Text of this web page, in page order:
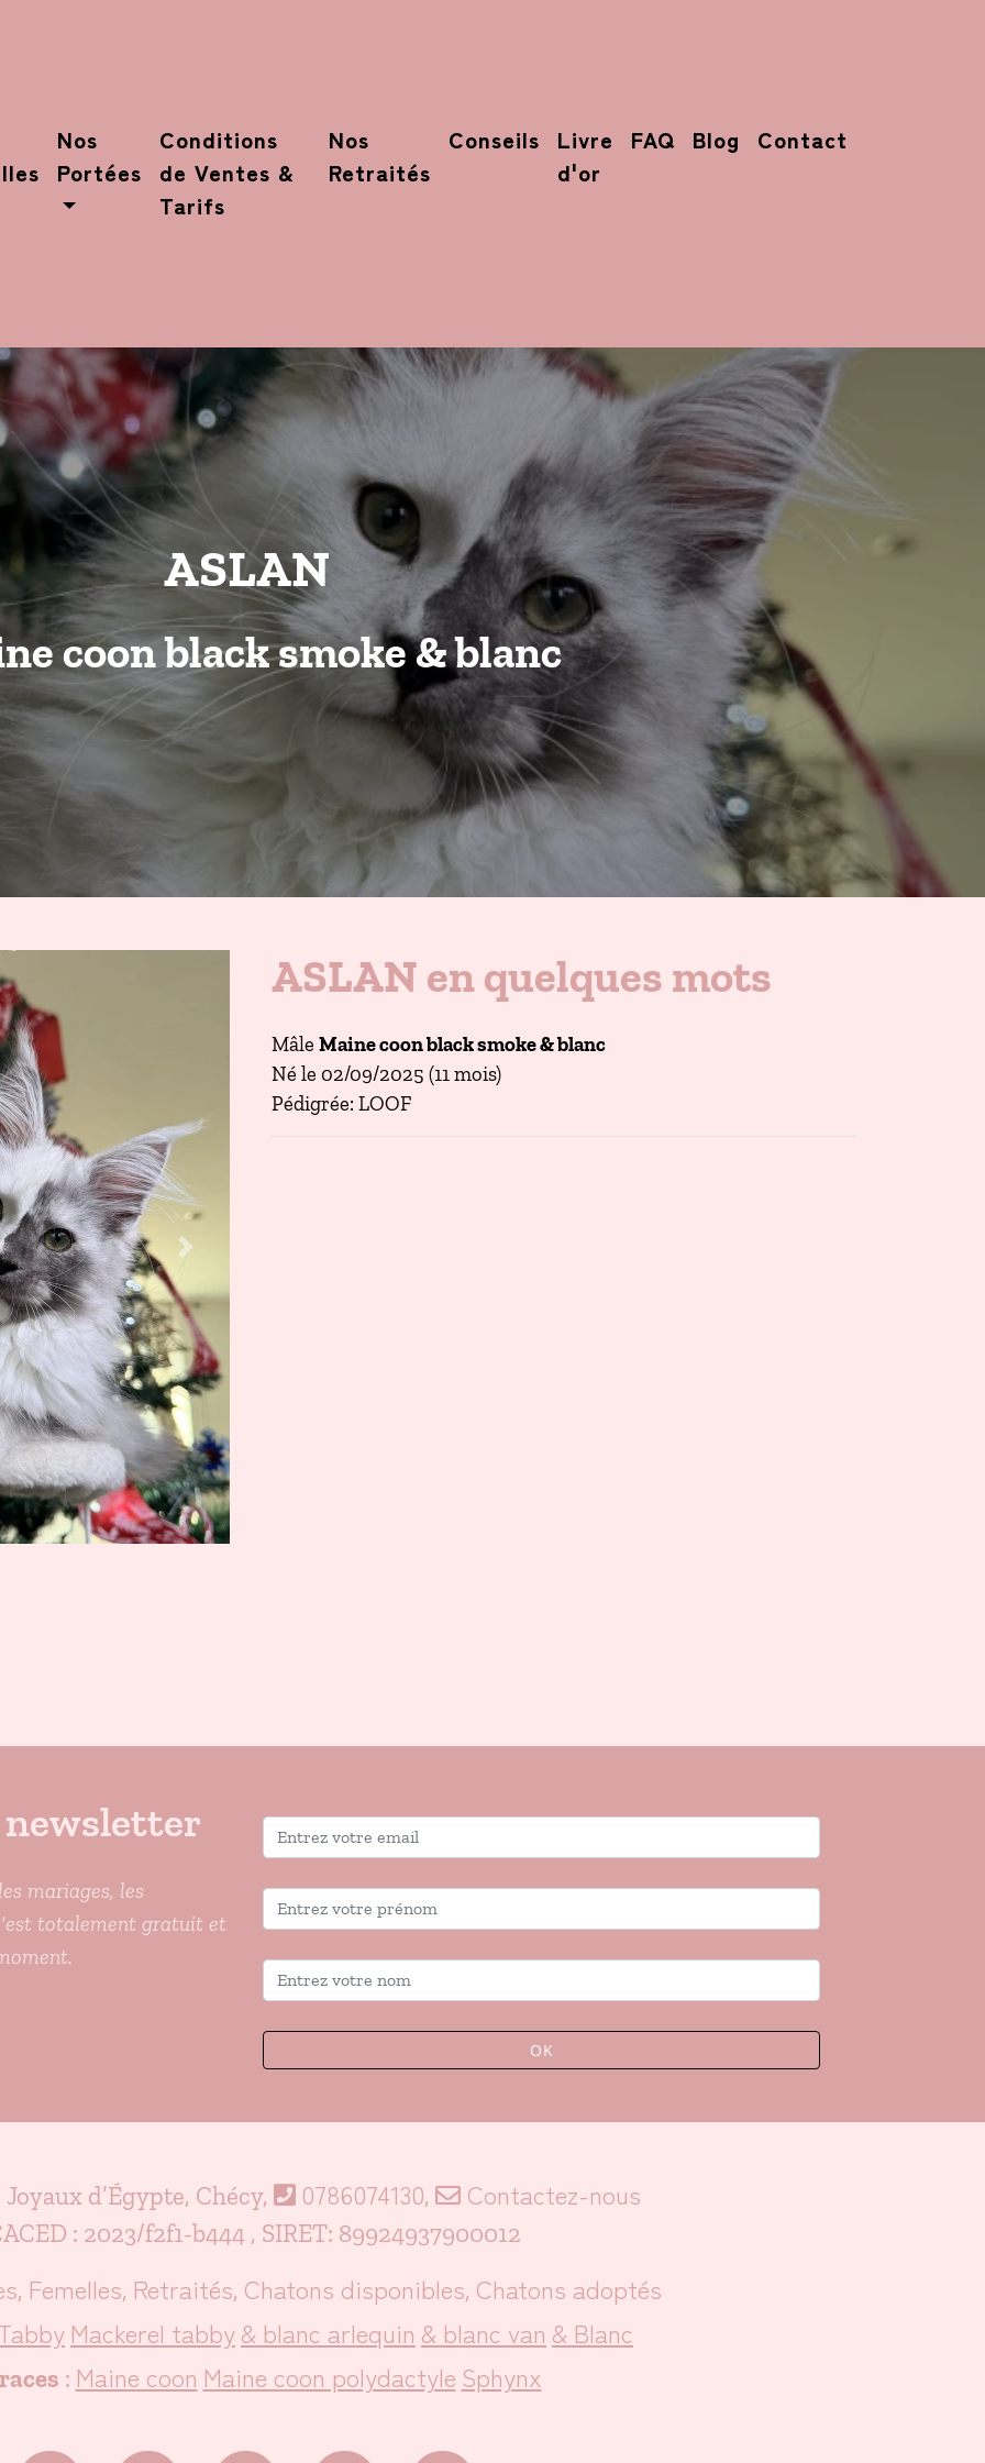
Nos
Portées
Conditions
de Ventes &
Tarifs
Nos
Retraités
Conseils
Livre
d'or
FAQ Blog Contact
ASLAN
coon black smoke & blanc
Next
ASLAN en quelques mots
Mâle Maine coon black smoke & blanc
Né le 02/09/2025 (11 mois)
Pédigrée: LOOF
newsletter
mariages, les
totalement gratuit et
OK
d’Égypte, Chécy, 0786074130, Contactez-nous
: 2023/f2f1-b444 , SIRET: 89924937900012
, Femelles, Retraités, Chatons disponibles, Chatons adoptés
Mackerel tabby& blanc arlequin & blanc van & Blanc
: Maine coon Maine coon polydactyle Sphynx